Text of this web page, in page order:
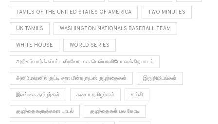
TAMILS OF THE UNITED STATES OF AMERICA TWO MINUTES
UK TAMILS WASHINGTON NATIONALS BASEBALL TEAM
WHITE HOUSE WORLD SERIES
அதிகம் பார்க்கப்பட்ட வீடியோவாக டெஸ்பாஸிடோ என்கிற பாடல்
அனிமேஷனில் குட்டி சுறா மீன்களுடன் குழந்தைகள் இரு நிமிடங்கள்
இலங்கை தமிழர்கள் கனடா தமிழர்கள் கல்வி
குழந்தைகளுக்கான பாடல் குழந்தைகள் பல கோடி